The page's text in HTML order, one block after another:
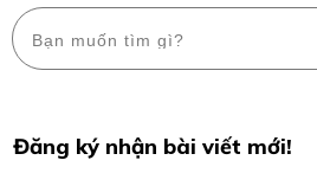
Đăng ký nhận bài viết mới!